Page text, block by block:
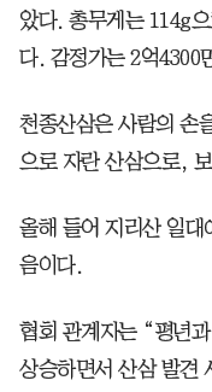
았다. 총무게는 114g
다. 감정가는 2억4300
천종산삼은 사람의 손
으로 자란 산삼으로,
올해 들어 지리산 일대
음이다.
협회 관계자는 “평년
상승하면서 산삼 발견